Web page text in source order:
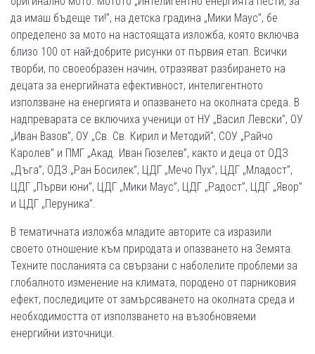
да имаш бъдеще ти!”, на детска градина „Мики Маус”, бе
определено за мото на настоящата изложба, която включва
близо 100 от най-добрите рисунки от първия етап. Всички
творби, по своеобразен начин, отразяват разбирането на
децата за енергийната ефективност, интелигентното
използване на енергията и опазването на околната среда. В
надпреварата се включиха ученици от НУ „Васил Левски”, ОУ
„Иван Вазов”, ОУ „Св. Св. Кирил и Методий”, СОУ „Райчо
Каролев” и ПМГ „Акад. Иван Гюзелев”, както и деца от ОДЗ
„Дъга”, ОДЗ „Ран Босилек”, ЦДГ „Мечо Пух”, ЦДГ „Младост”,
ЦДГ „Първи юни”, ЦДГ „Мики Mаус”, ЦДГ „Радост”, ЦДГ „Явор”
и ЦДГ „Перуника”.
В тематичната изложба младите авторите са изразили
своето отношение към природата и опазването на Земята.
Техните посланията са свързани с наболелите проблеми за
глобалното изменение на климата, породено от парниковия
ефект, последиците от замърсяването на околната среда и
необходимостта от използването на възобновяеми
енергийни източници.